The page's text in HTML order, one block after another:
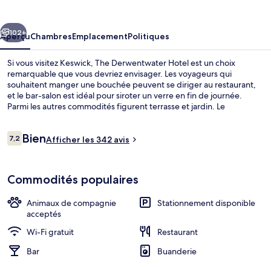
Suivant
102+
AperçuChambresEmplacementPolitiques
Si vous visitez Keswick, The Derwentwater Hotel est un choix
remarquable que vous devriez envisager. Les voyageurs qui
souhaitent manger une bouchée peuvent se diriger au restaurant,
et le bar-salon est idéal pour siroter un verre en fin de journée.
Parmi les autres commodités figurent terrasse et jardin. Le
Avis
7,27,2 sur 10 –
BienAfficher les 342 avis
Commodités populaires
Animaux de compagnie
acceptés
Stationnement disponible
Wi-Fi gratuit
Restaurant
Bar
Buanderie